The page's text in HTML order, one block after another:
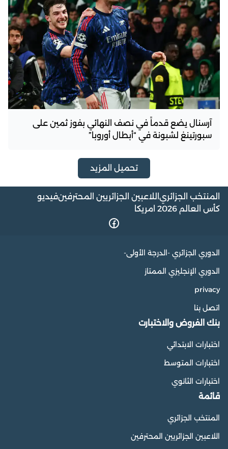
آرسنال يضع قدماً في نصف النهائي بفوز ثمين على
سبورتينغ لشبونة في “أبطال أوروبا”
تحميل المزيد
المنتخب الجزائري اللاعبين الجزائريين المحترفينفيديو
كأس العالم 2026 امريكا
الدوري الجزائري -الدرجة الأولى-
الدوري الإنجليزي الممتاز
privacy
اتصل بنا
بنك الفروض والاختبارت
اختبارات الابتدائي
اختبارات المتوسط
اختبارات الثانوي
قائمة
المنتخب الجزائري
اللاعبين الجزائريين المحترفين